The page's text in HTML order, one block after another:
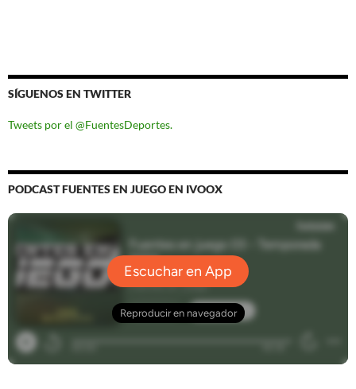
SÍGUENOS EN TWITTER
Tweets por el @FuentesDeportes.
PODCAST FUENTES EN JUEGO EN IVOOX